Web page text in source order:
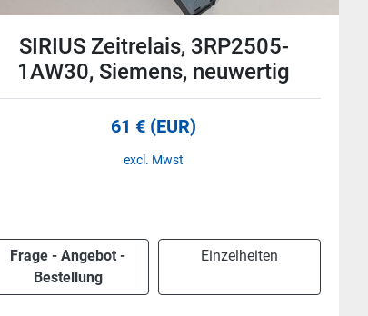
Sicherheitsrelais, PNOZ s10 C,
751110, C 24 VDC, Pilz, neuwertig
199 € (EUR)
excl. Mwst
Frage - Angebot -
Bestellung
Einzelheiten